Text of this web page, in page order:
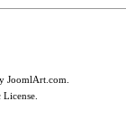
JoomlArt.com